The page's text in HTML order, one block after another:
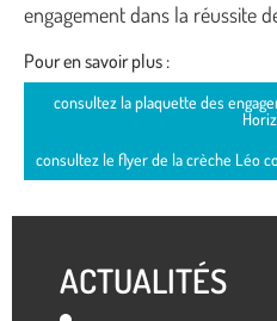
engagement dans la réussite
Pour en savoir plus :
consultez la plaquette des
consultez le flyer de la crèche Léo
ACTUALITÉS